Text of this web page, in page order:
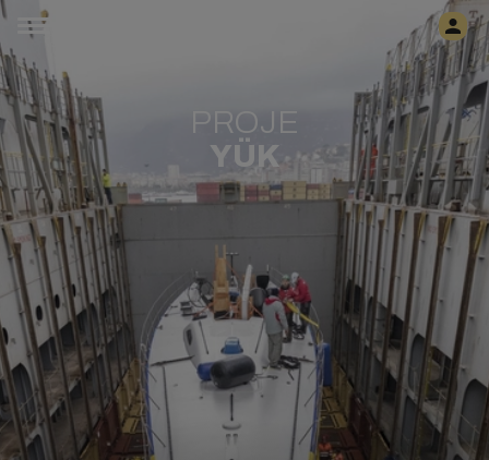
PROJE
YÜK